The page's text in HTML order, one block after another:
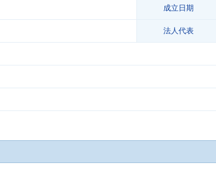
成立日期
法人代表